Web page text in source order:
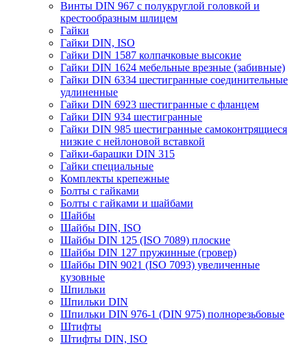
Винты DIN 967 с полукруглой головкой и
крестообразным шлицем
Гайки
Гайки DIN, ISO
Гайки DIN 1587 колпачковые высокие
Гайки DIN 1624 мебельные врезные (забивные)
Гайки DIN 6334 шестигранные соединительные
удлиненные
Гайки DIN 6923 шестигранные с фланцем
Гайки DIN 934 шестигранные
Гайки DIN 985 шестигранные самоконтрящиеся
низкие с нейлоновой вставкой
Гайки-барашки DIN 315
Гайки специальные
Комплекты крепежные
Болты с гайками
Болты с гайками и шайбами
Шайбы
Шайбы DIN, ISO
Шайбы DIN 125 (ISO 7089) плоские
Шайбы DIN 127 пружинные (гровер)
Шайбы DIN 9021 (ISO 7093) увеличенные
кузовные
Шпильки
Шпильки DIN
Шпильки DIN 976-1 (DIN 975) полнорезьбовые
Штифты
Штифты DIN, ISO